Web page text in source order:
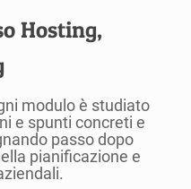
Hosting,
modulo è studiato
e spunti concreti e
passo dopo
pianificazione e